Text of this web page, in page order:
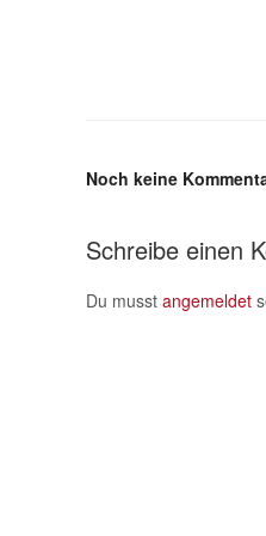
Noch keine
Schreibe einen
Du musst angemeldet